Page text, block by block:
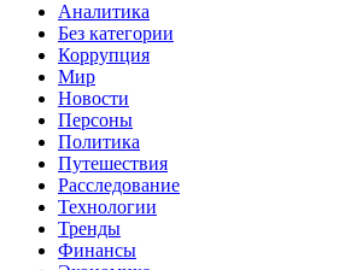
Аналитика
Без категории
Коррупция
Мир
Новости
Персоны
Политика
Путешествия
Расследование
Технологии
Тренды
Финансы